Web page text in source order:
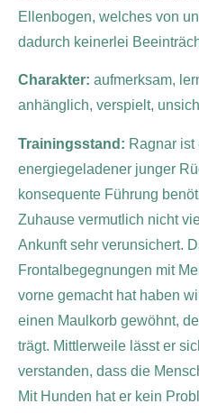
Ellenbogen, welches von
dadurch keinerlei
Charakter: aufmerksam,
anhänglich, verspielt,
Trainingsstand: Ragnar ist
energiegeladener junger
konsequente Führung
Zuhause vermutlich nicht
Ankunft sehr verunsichert.
Frontalbegegnungen mit
vorne gemacht hat haben
einen Maulkorb gewöhnt,
trägt. Mittlerweile lässt er
verstanden, dass die
Mit Hunden hat er kein